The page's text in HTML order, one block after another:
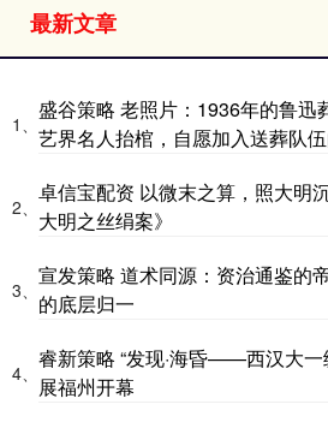
最新文章
1、
盛谷策略 老照片：1936年的鲁迅
艺界名人抬棺，自愿加入送葬队
2、
卓信宝配资 以微末之算，照大
大明之丝绢案》
3、
宣发策略 道术同源：资治通鉴的
的底层归一
4、
睿新策略 “发现·海昏——西汉大一
展福州开幕